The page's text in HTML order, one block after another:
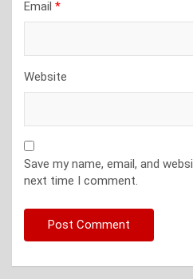
Email *
Website
Save my name, email, and
next time I comment.